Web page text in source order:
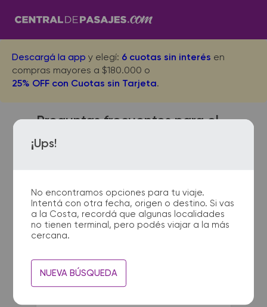
Descargá la app y elegí: 6 cuotas sin interés en
compras mayores a $180.000 o
25% OFF con Cuotas sin Tarjeta.
¡Ups!
No encontramos opciones para tu viaje.
Intentá con otra fecha, origen o destino. Si vas
a la Costa, recordá que algunas localidades
no tienen terminal, pero podés viajar a la más
cercana.
NUEVA BÚSQUEDA
Preguntas frecuentes para el
viaje desde Santa Sylvina a
Cordoba
¿Dónde quedan las
terminales de micro de Santa
Sylvina a Cordoba?
La terminal de ómnibus de Santa